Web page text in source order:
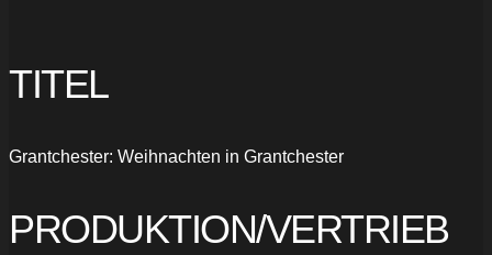
TITEL
Grantchester: Weihnachten in Grantchester
PRODUKTION/VERTRIEB